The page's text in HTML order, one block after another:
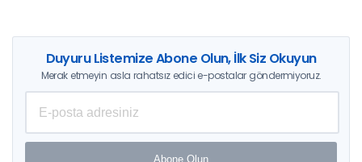
Duyuru Listemize Abone Olun, İlk Siz Okuyun
Merak etmeyin asla rahatsız edici e-postalar göndermiyoruz.
Abone Olun